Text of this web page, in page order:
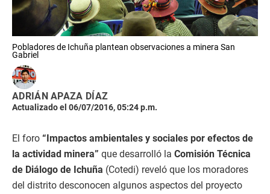
Pobladores de Ichuña plantean observaciones a minera San
Gabriel
ADRIÁN APAZA DÍAZ
Actualizado el 06/07/2016, 05:24 p.m.
El foro “Impactos ambientales y sociales por efectos de
la actividad minera” que desarrolló la Comisión Técnica
de Diálogo de Ichuña (Cotedi) reveló que los moradores
del distrito desconocen algunos aspectos del proyecto